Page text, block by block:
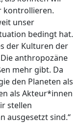
kontrollieren.
unser
bedingt hat.
der Kulturen der
anthropozäne
mehr gibt. Da
den Planeten als
als Akteur*innen
stellen
ausgesetzt sind.“